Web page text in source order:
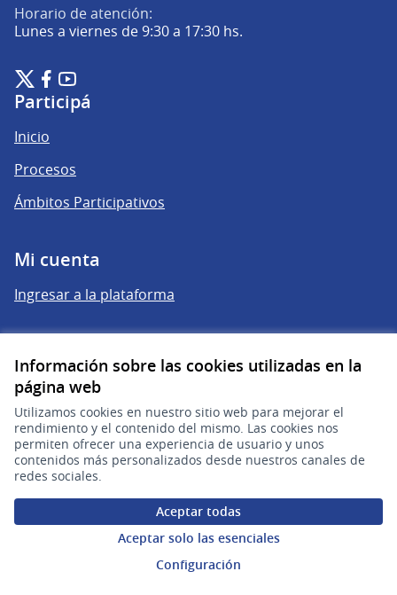
Información sobre las cookies utilizadas en la
página web
Utilizamos cookies en nuestro sitio web para mejorar el
rendimiento y el contenido del mismo. Las cookies nos
permiten ofrecer una experiencia de usuario y unos
contenidos más personalizados desde nuestros canales de
redes sociales.
Aceptar todas
Aceptar solo las esenciales
Configuración
Horario de atención:
Lunes a viernes de 9:30 a 17:30 hs.
Plataforma de Participación Ciudadana Digital en X
(Enlace externo)
Plataforma de Participación Ciudadana Digital en Facebook
(Enlace externo)
Plataforma de Participación Ciudadana Digital en
(Enlace externo)
Participá
Inicio
Procesos
Ámbitos Participativos
Mi cuenta
Ingresar a la plataforma
Preguntas frecuentes
Enlaces
Actividad
Descargar ficheros de datos abiertos